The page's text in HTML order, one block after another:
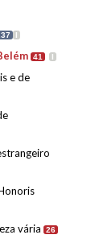
I
41 I
e de
vária 26